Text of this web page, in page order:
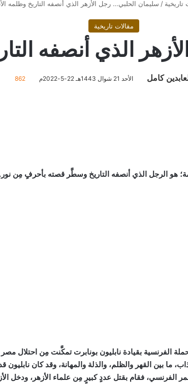
تاريخية / سليمان الحلبي… رجل الأزهر الذي أنصفه التاريخ وظلمه
مقالات تاريخية
الذي أنصفه
كامل الأحد 21 شوال 1443هـ 22-5-2022م 862
هو الرجل الذي أنصفه التاريخ وسطَّر قصته بأحرفٍ مِن نور.
بين القهر والظلم، والذلة والمهانة، وقد كان نابليون
الفرنسي، فقام بقتل عددٍ كبيرٍ مِن علماء الأزهر، ودخل